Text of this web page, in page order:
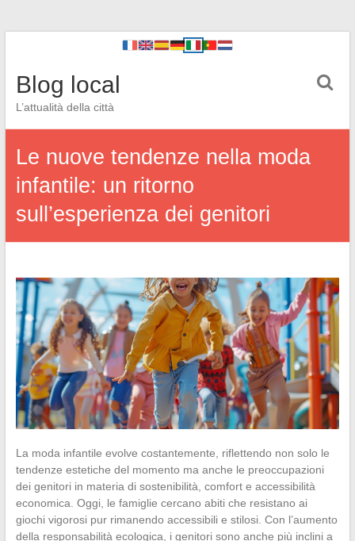
Blog local
L’attualità della città
Le nuove tendenze nella moda
infantile: un ritorno
sull’esperienza dei genitori
La moda infantile evolve costantemente, riflettendo non solo le
tendenze estetiche del momento ma anche le preoccupazioni
dei genitori in materia di sostenibilità, comfort e accessibilità
economica. Oggi, le famiglie cercano abiti che resistano ai
giochi vigorosi pur rimanendo accessibili e stilosi. Con l’aumento
della responsabilità ecologica, i genitori sono anche più inclini a